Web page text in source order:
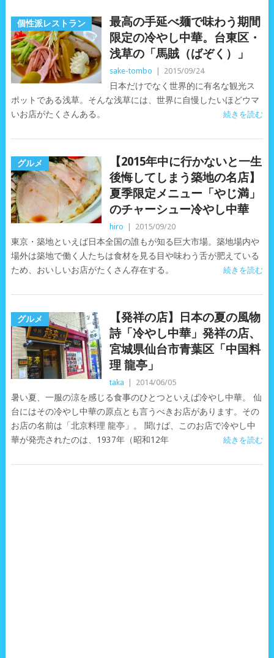
個性派レストラン
最高の手延べ麺で味わう期間
限定の冷やし中華。台東区・
浅草の「馬賊（ばぞく）」
sake-tombo 2015/09/24
日本だけでなく世界的に有名な観光ス
ポットである浅草。そんな浅草には、世界に自慢したいほどウマ
いお店がたくさんある。
続きを読む
グルメ
【2015年中に行かないと一生
後悔してしまう築地の名店】
夏季限定メニュー「やじ満」
のチャーシュー冷やし中華
hiro 2015/09/20
東京・築地といえば日本全国の誰もが知る巨大市場。築地場内や
場外は築地で働く人たちは食材を見る目や味わう舌が肥えている
ため、おいしいお店がたくさん存在する。
続きを読む
グルメ
【発祥の店】日本の夏の風物
詩「冷やし中華」発祥の店、
宮城県仙台市青葉区「中国料
理 龍亭」
taka 2014/06/05
暑い夏、一服の涼を感じる食事のひとつといえば冷やし中華。 仙
台にはその冷やし中華の原点とも言うべきお店があります。その
お店の名前は「北京料理 龍亭」。 聞けば、このお店で冷やし中
華が発売されたのは、1937年（昭和12年
続きを読む